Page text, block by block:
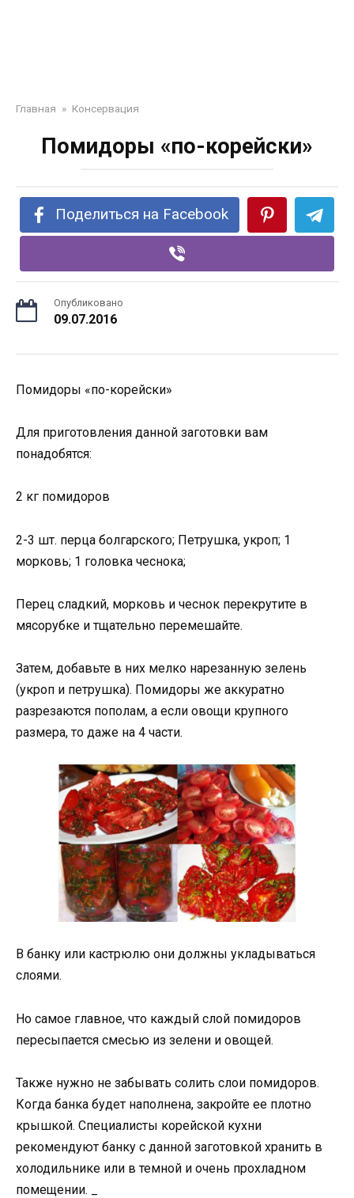
Главная » Консервация
Помидоры «по-корейски»
Поделиться на Facebook
Опубликовано
09.07.2016
Помидоры «по-корейски»
Для приготовления данной заготовки вам
понадобятся:
2 кг помидоров
2-3 шт. перца болгарского; Петрушка, укроп; 1
морковь; 1 головка чеснока;
Перец сладкий, морковь и чеснок перекрутите в
мясорубке и тщательно перемешайте.
Затем, добавьте в них мелко нарезанную зелень
(укроп и петрушка). Помидоры же аккуратно
разрезаются пополам, а если овощи крупного
размера, то даже на 4 части.
В банку или кастрюлю они должны укладываться
слоями.
Но самое главное, что каждый слой помидоров
пересыпается смесью из зелени и овощей.
Также нужно не забывать солить слои помидоров.
Когда банка будет наполнена, закройте ее плотно
крышкой. Специалисты корейской кухни
рекомендуют банку с данной заготовкой хранить в
холодильнике или в темной и очень прохладном
помещении. _